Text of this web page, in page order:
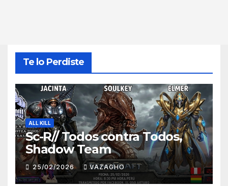
Te lo Perdiste
ALL KILL
Sc-R// Todos contra Todos,
Shadow Team
25/02/2026 VAZAGHO